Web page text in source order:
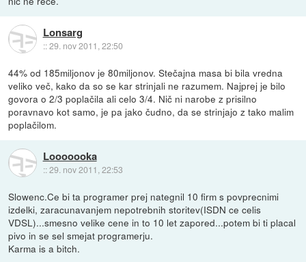
Lonsarg
::29. nov 2011, 22:50
44% od 185miljonov je 80miljonov. Stečajna masa bi bila vredna
veliko več, kako da so se kar strinjali ne razumem. Najprej je bilo
govora o 2/3 poplačila ali celo 3/4. Nič ni narobe z prisilno
poravnavo kot samo, je pa jako čudno, da se strinjajo z tako malim
poplačilom.
Looooooka
::29. nov 2011, 22:53
Slowenc.Ce bi ta programer prej nategnil 10 firm s povprecnimi
izdelki, zaracunavanjem nepotrebnih storitev(ISDN ce celis
VDSL)...smesno velike cene in to 10 let zapored...potem bi ti placal
pivo in se sel smejat programerju.
Karma is a bitch.